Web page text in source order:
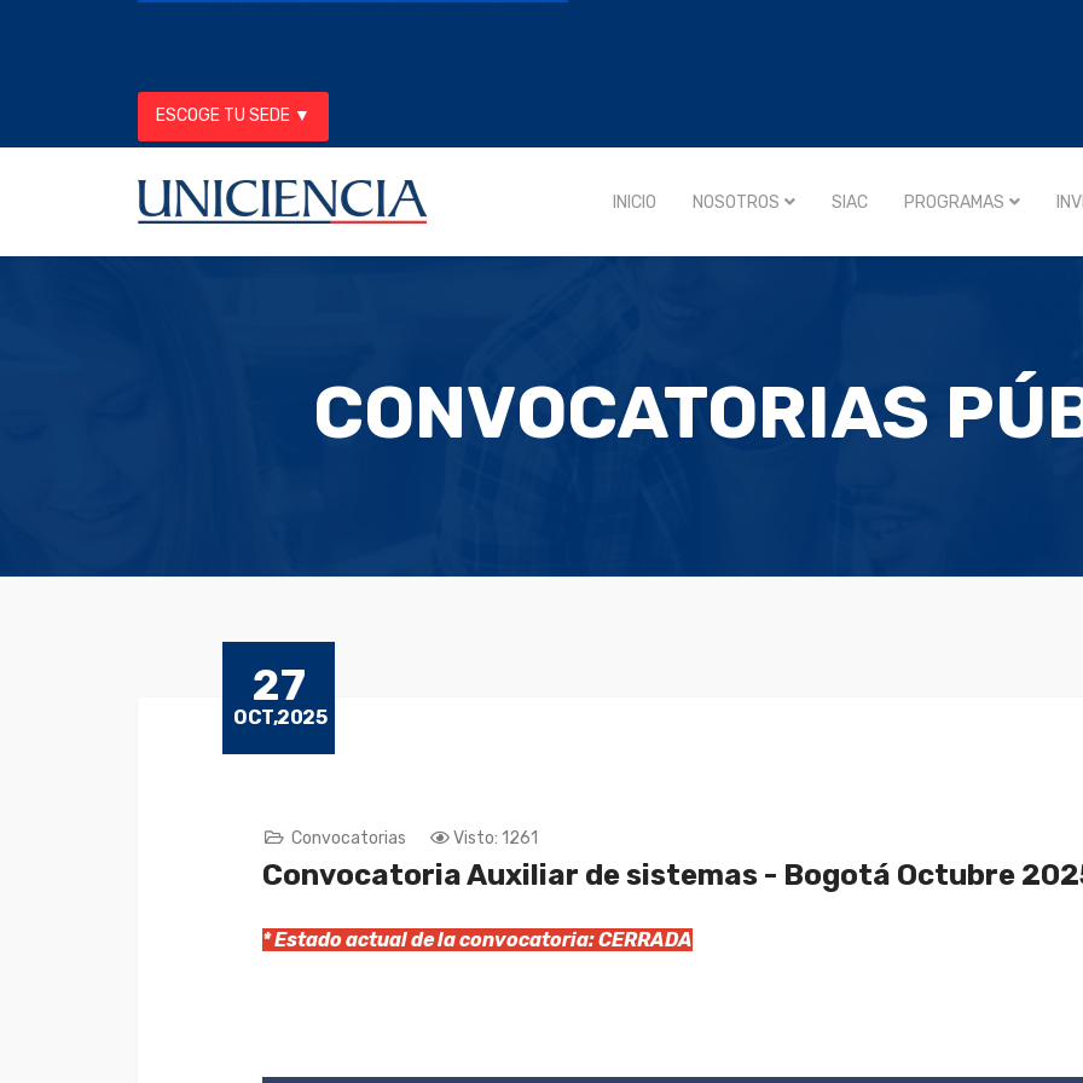
ESCOGE TU SEDE ▼
INICIO NOSOTROS SIAC PROGRAMAS
CONVOCATORIAS
27
OCT,2025
Convocatorias Visto: 1261
Convocatoria Auxiliar de sistemas - Bogotá Octubre
* Estado actual de la convocatoria: CERRADA